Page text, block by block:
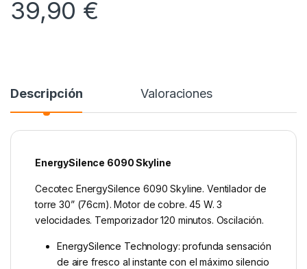
39,90 €
Descripción Valoraciones
EnergySilence 6090 Skyline
Cecotec EnergySilence 6090 Skyline. Ventilador de
torre 30” (76cm). Motor de cobre. 45 W. 3
velocidades. Temporizador 120 minutos. Oscilación.
EnergySilence Technology: profunda sensación
de aire fresco al instante con el máximo silencio